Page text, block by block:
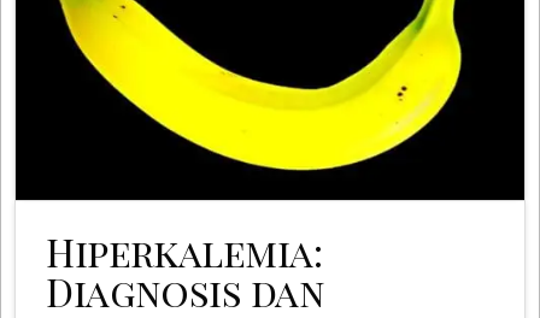
Hiperkalemia:
Diagnosis dan